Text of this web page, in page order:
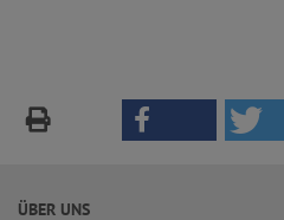
ÜBER UNS